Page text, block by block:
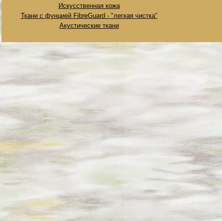
Искусственная кожа
Ткани с фунцией FibreGuard - "легкая чистка"
Акустические ткани